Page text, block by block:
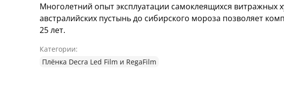
Многолетний опыт эксплуатации самоклеящихся витражных
австралийских пустынь до сибирского мороза позволяет
25 лет.
Категории:
Плёнка Decra Led Film и RegaFilm